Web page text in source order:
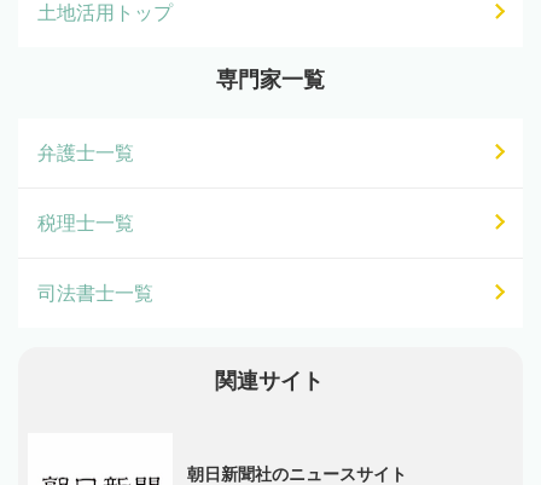
土地活用トップ
専門家一覧
弁護士一覧
税理士一覧
司法書士一覧
関連サイト
朝日新聞社のニュースサイト